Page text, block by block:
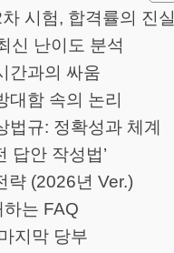
시험, 합격률의 진실
신 난이도 분석
간과의 싸움
대함 속의 논리
법규: 정확성과 체계
답안 작성법’
략 (2026년 Ver.)
는 FAQ
지막 당부